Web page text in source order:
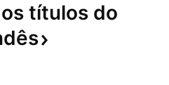
títulos do